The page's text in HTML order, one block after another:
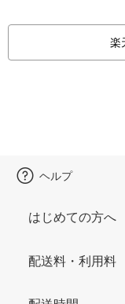
楽
ヘルプ
はじめての方へ
配送料・利用料